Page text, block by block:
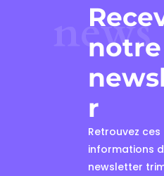
news
notre
r
Retrouvez ces
informations
newsletter